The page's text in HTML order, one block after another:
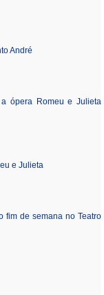
André
ópera Romeu e Julieta
e Julieta
fim de semana no Teatro